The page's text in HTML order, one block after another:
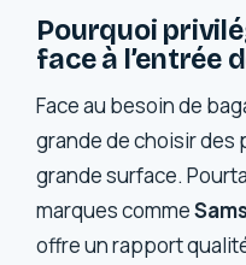
Pourquoi
face à l’entrée
Face au besoin de
grande de choisir des
grande surface.
marques comme
offre un rapport